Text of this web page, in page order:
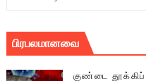
பிரபலமானவை
குண்டை